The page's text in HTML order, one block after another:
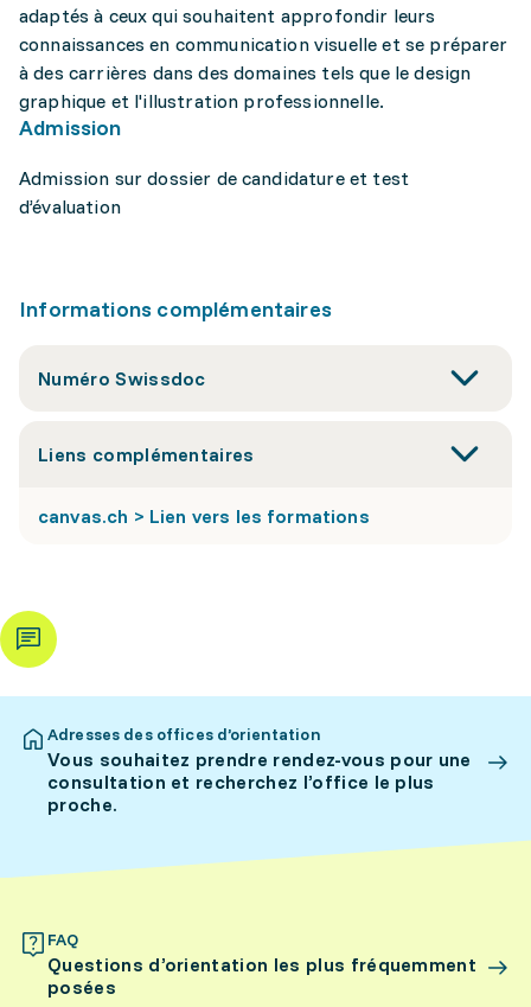
adaptés à ceux qui souhaitent approfondir leurs
connaissances en communication visuelle et se préparer
à des carrières dans des domaines tels que le design
graphique et l'illustration professionnelle.
Admission
Admission sur dossier de candidature et test
d’évaluation
Informations complémentaires
Numéro Swissdoc
Liens complémentaires
canvas.ch > Lien vers les formations
Adresses des offices d’orientation
Vous souhaitez prendre rendez-vous pour une
consultation et recherchez l’office le plus
proche.
FAQ
Questions d’orientation les plus fréquemment
posées